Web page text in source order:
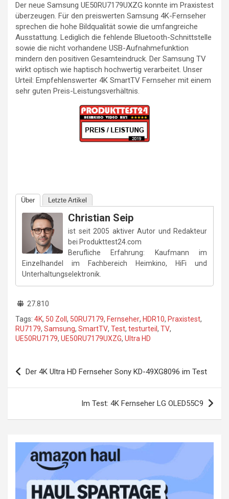
Der neue Samsung UE50RU7179UXZG konnte im Praxistest
überzeugen. Für den preiswerten Samsung 4K-Fernseher
sprechen die hohe Bildqualität sowie die umfangreiche
Ausstattung. Lediglich die fehlende Bluetooth-Schnittstelle
sowie die nicht vorhandene USB-Aufnahmefunktion
mindern den positiven Gesamteindruck. Der Samsung TV
wirkt optisch wie haptisch hochwertig verarbeitet. Unser
Urteil: Empfehlenswerter 4K SmartTV Fernseher mit einem
sehr guten Preis-Leistungsverhältnis.
Über Letzte Artikel
Christian Seip
ist seit 2005 aktiver Autor und Redakteur
bei Produkttest24.com
Berufliche Erfahrung: Kaufmann im
Einzelhandel im Fachbereich Heimkino, HiFi und
Unterhaltungselektronik.
27.810
Tags: 4K, 50 Zoll , 50RU7179, Fernseher, HDR10, Praxistest,
RU7179, Samsung, SmartTV, Test, testurteil , TV,
UE50RU7179, UE50RU7179UXZG, Ultra HD
Beitragsnavigation
Der 4K Ultra HD Fernseher Sony KD-49XG8096 im Test
Im Test: 4K Fernseher LG OLED55C9